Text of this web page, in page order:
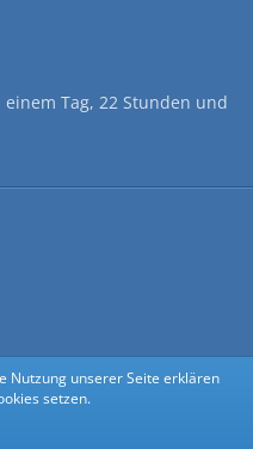
Tag, 22 Stunden und
Nutzung unserer Seite erklären
setzen.